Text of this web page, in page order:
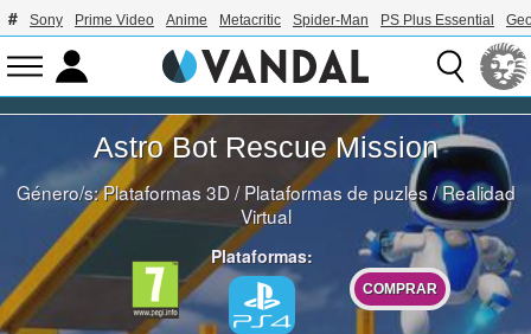
Sony Prime Video Anime Metacritic Spider-Man PS Plus Essential
Astro Bot Rescue Mission
Género/s:Plataformas 3D/Plataformas de puzles/Realidad
Virtual
Plataformas:
COMPRAR